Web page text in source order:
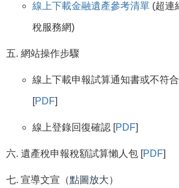
線上下載金融遺產參考清單 (超連
稅服務網)
網站操作步驟
線上下載申報試算通知書或不符
[PDF]
線上登錄回復確認 [PDF]
遺產稅申報稅額試算懶人包 [PDF]
宣導文宣（點圖放大）